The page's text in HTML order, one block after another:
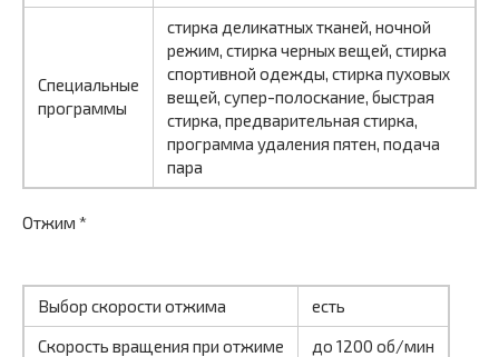
Специальные
программы
стирка деликатных тканей, ночной
режим, стирка черных вещей, стирка
спортивной одежды, стирка пуховых
вещей, супер-полоскание, быстрая
стирка, предварительная стирка,
программа удаления пятен, подача
пара
Отжим *
Выбор скорости отжима
есть
Скорость вращения при отжиме
до 1200 об/мин